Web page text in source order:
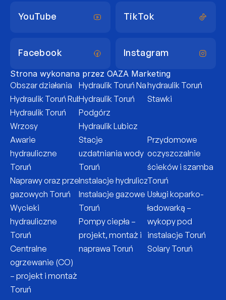
YouTube
TikTok
Facebook
Facebook
Instagram
Instagram
Strona wykonana przez OAZA Marketing
Obszar działania
Hydraulik Toruń Rubinkowo
Hydraulik Toruń
Wrzosy
Hydraulik Toruń Na Skarpie
Hydraulik Toruń
Podgórz
Hydraulik Lubicz
hydraulik Toruń
Stawki
Awarie
hydrauliczne
Toruń
Naprawy oraz przeglądy pieców
gazowych Toruń
Wycieki
hydrauliczne
Toruń
Centralne
ogrzewanie (CO)
– projekt i montaż
Toruń
Stacje
uzdatniania wody
Toruń
Instalacje hydruliczne Toruń
Instalacje gazowe
Toruń
Pompy ciepła –
projekt, montaż i
naprawa Toruń
Przydomowe
oczyszczalnie
ścieków i szamba
Toruń
Usługi koparko-
ładowarką –
wykopy pod
instalacje Toruń
Solary Toruń